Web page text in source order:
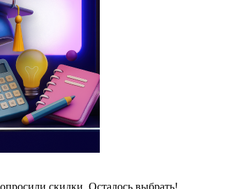
скидки. Осталось выбрать!